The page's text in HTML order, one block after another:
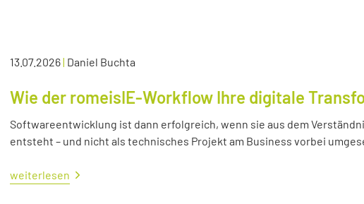
13.07.2026| Daniel Buchta
Wie der romeisIE-Workflow Ihre digitale
Softwareentwicklung ist dann erfolgreich, wenn sie aus dem
entsteht – und nicht als technisches Projekt am Business vorbei
weiterlesen